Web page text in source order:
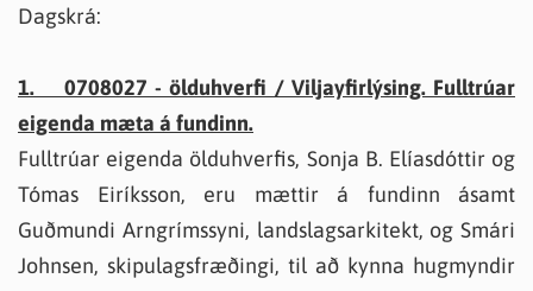
Dagskrá:
1. 0708027 - ölduhverfi / Viljayfirlýsing. Fulltrúar
eigenda mæta á fundinn.
Fulltrúar eigenda ölduhverfis, Sonja B. Elíasdóttir og
Tómas Eiríksson, eru mættir á fundinn ásamt
Guðmundi Arngrímssyni, landslagsarkitekt, og Smári
Johnsen, skipulagsfræðingi, til að kynna hugmyndir